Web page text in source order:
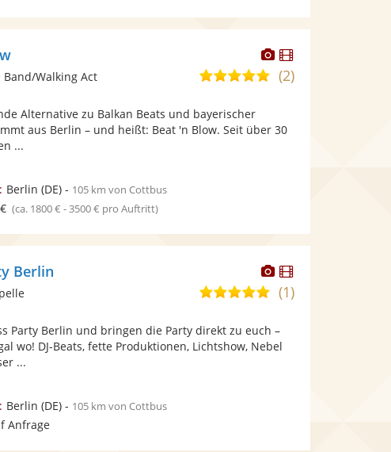
Dieser
Künstler
stellt
bereit.
Dieser
Künstler
5,0
Sternen
(2)
Band/Walking Act
Alternative zu Balkan Beats und bayerischer
aus Berlin – und heißt: Beat 'n Blow. Seit über 30
...
Berlin (DE)- 105 km von Cottbus
(ca. 1800 € - 3500 € pro Auftritt)
Dieser
Künstler
stellt
bereit.
Dieser
Künstler
Berlin
5,0
5
Sternen
(1)
Party Berlin und bringen die Party direkt zu euch –
wo! DJ-Beats, fette Produktionen, Lichtshow, Nebel
...
Berlin (DE)- 105 km von Cottbus
Anfrage